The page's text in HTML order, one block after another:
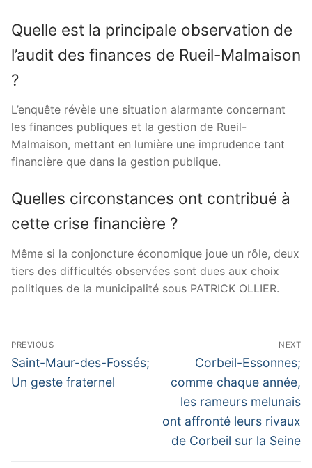
Quelle est la principale observation de
l’audit des finances de Rueil-Malmaison
?
L’enquête révèle une situation alarmante concernant
les finances publiques et la gestion de Rueil-
Malmaison, mettant en lumière une imprudence tant
financière que dans la gestion publique.
Quelles circonstances ont contribué à
cette crise financière ?
Même si la conjoncture économique joue un rôle, deux
tiers des difficultés observées sont dues aux choix
politiques de la municipalité sous PATRICK OLLIER.
Navigation
de
l’article
PREVIOUS
Previous
post:
Saint-Maur-des-Fossés;
Un geste fraternel
NEXT
Next
post:
Corbeil-Essonnes;
comme chaque année,
les rameurs melunais
ont affronté leurs rivaux
de Corbeil sur la Seine